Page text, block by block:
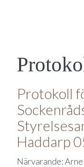
Protokoll
Haddarp
Närvarande: